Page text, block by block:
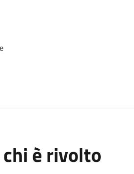
è rivolto